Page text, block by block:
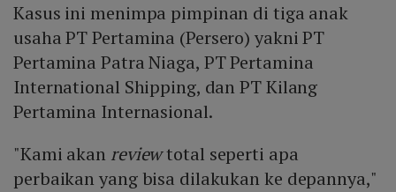
Kasus ini menimpa pimpinan di tiga anak
usaha PT Pertamina (Persero) yakni PT
Pertamina Patra Niaga, PT Pertamina
International Shipping, dan PT Kilang
Pertamina Internasional.
"Kami akan reviewtotal seperti apa
perbaikan yang bisa dilakukan ke depannya,"